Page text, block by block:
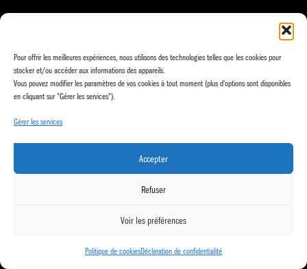
Pour offrir les meilleures expériences, nous utilisons des technologies telles que les cookies pour
stocker et/ou accéder aux informations des appareils.
Vous pouvez modifier les paramètres de vos cookies à tout moment (plus d'options sont disponibles
en cliquant sur "Gérer les services").
Gérer les services
Accepter
Refuser
Voir les préférences
Politique de cookiesDéclaration de confidentialité